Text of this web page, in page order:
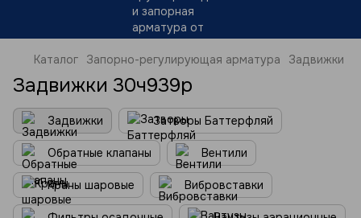
Каталог Запорно-регулирующая арматура Задвижки
Задвижки 30ч939р
Задвижки Затворы Баттерфляй
Обратные клапаны Вентили
Краны шаровые Вибровставки